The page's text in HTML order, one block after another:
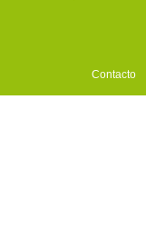
Contacto